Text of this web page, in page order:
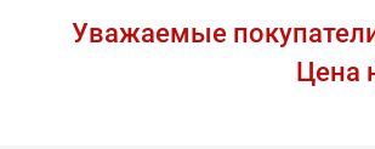
Уважаемые
Цена